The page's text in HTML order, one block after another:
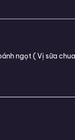
ngọt ( Vị sữa